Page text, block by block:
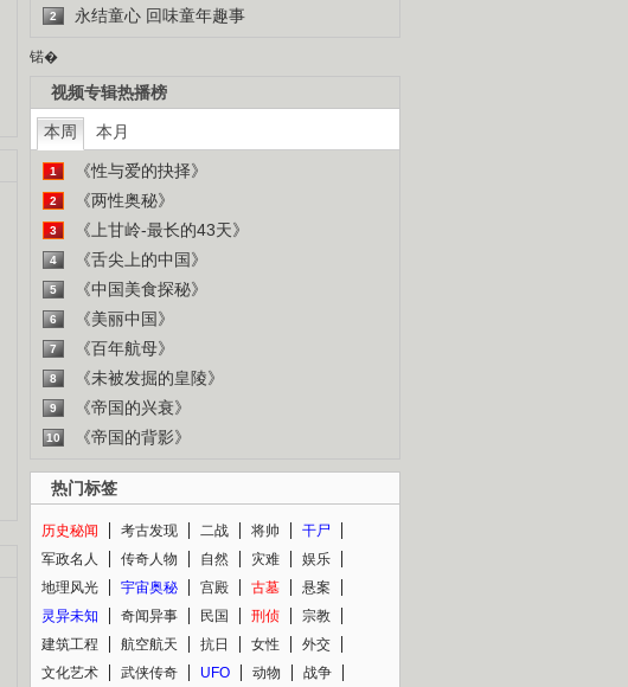
2 永结童心 回味童年趣事
锘�
视频专辑热播榜
本周 本月
1 《性与爱的抉择》
2 《两性奥秘》
3 《上甘岭-最长的43天》
4 《舌尖上的中国》
5 《中国美食探秘》
6 《美丽中国》
7 《百年航母》
8 《未被发掘的皇陵》
9 《帝国的兴衰》
10 《帝国的背影》
热门标签
历史秘闻 考古发现 二战 将帅
干尸
军政名人
传奇人物 自然 灾难
娱乐
地理风光
宇宙奥秘 宫殿 古墓
悬案
灵异未知
奇闻异事 民国 刑侦
宗教
建筑工程
航空航天 抗日 女性
外交
文化艺术
武侠传奇 UFO 动物
战争